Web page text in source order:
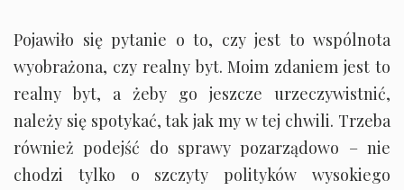
Pojawiło się pytanie o to, czy jest to wspólnota
wyobrażona, czy realny byt. Moim zdaniem jest to
realny byt, a żeby go jeszcze urzeczywistnić,
należy się spotykać, tak jak my w tej chwili. Trzeba
również podejść do sprawy pozarządowo – nie
chodzi tylko o szczyty polityków wysokiego